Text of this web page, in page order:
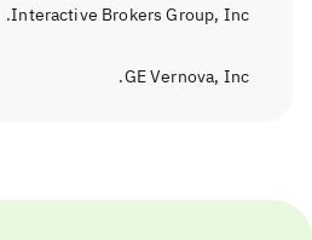
Interactive Brokers Group, Inc.
GE Vernova, Inc.